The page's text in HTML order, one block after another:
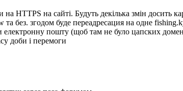
HTTPS на сайті. Будуть декілька змін досить
без. згодом буде переадресация на одне
пошту (щоб там не було цапских
доби і перемоги